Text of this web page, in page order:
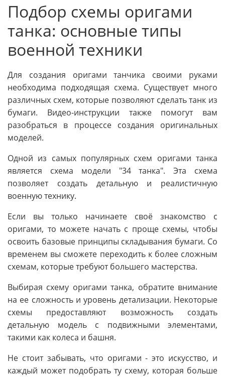
Подбор схемы оригами
танка: основные типы
военной техники
Для создания оригами танчика своими руками
необходима подходящая схема. Существует много
различных схем, которые позволяют сделать танк из
бумаги. Видео-инструкции также помогут вам
разобраться в процессе создания оригинальных
моделей.
Одной из самых популярных схем оригами танка
является схема модели "34 танка". Эта схема
позволяет создать детальную и реалистичную
военную технику.
Если вы только начинаете своё знакомство с
оригами, то можете начать с проще схемы, чтобы
освоить базовые принципы складывания бумаги. Со
временем вы сможете переходить к более сложным
схемам, которые требуют большего мастерства.
Выбирая схему оригами танка, обратите внимание
на ее сложность и уровень детализации. Некоторые
схемы предоставляют возможность создать
детальную модель с подвижными элементами,
такими как колеса и башня.
Не стоит забывать, что оригами - это искусство, и
каждый может подобрать ту схему, которая больше